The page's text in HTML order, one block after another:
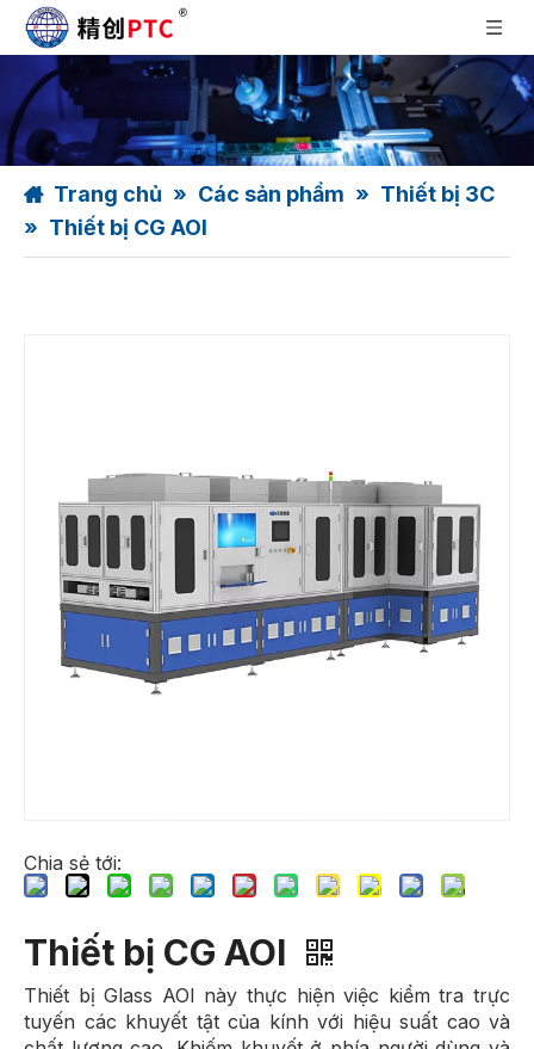
Trang chủ » Các sản phẩm » Thiết bị 3C
» Thiết bị CG AOI
Chia sẻ tới:
Thiết bị CG AOI
Thiết bị Glass AOI này thực hiện việc kiểm tra trực
tuyến các khuyết tật của kính với hiệu suất cao và